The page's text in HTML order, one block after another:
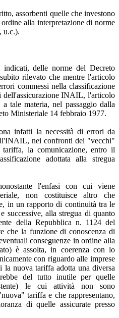
assorbenti quelle che investono
alla interpretazione di norme
u.c.).
indicati, delle norme del Decreto
rilevato che mentre l'articolo
commessi nella classificazione
dell'assicurazione INAIL, l'articolo
tale materia, nel passaggio dalla
Ministeriale 14 febbraio 1977.
infatti la necessità di errori da
nei confronti dei "vecchi"
la comunicazione, entro il
adottata alla stregua
l'enfasi con cui viene
non costituisce altro che
in un rapporto di continuità tra le
successive, alla stregua di quanto
della Repubblica n. 1124 del
che la funzione di conoscenza di
conseguenze in ordine alla
è assolta, in coerenza con lo
con riguardo alle imprese
nuova tariffa adotta una diversa
del tutto inutile per quelle
le cui attività non sono
tariffa e che rappresentano,
di quelle assicurate presso